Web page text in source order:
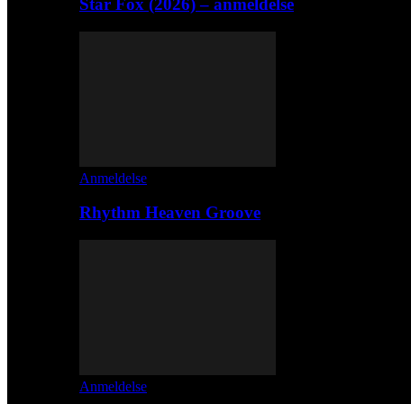
Star Fox (2026) – anmeldelse
Anmeldelse
Rhythm Heaven Groove
Anmeldelse